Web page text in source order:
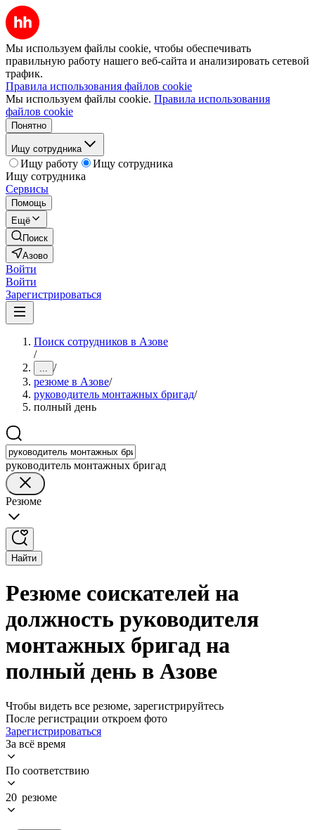
Мы используем файлы cookie, чтобы обеспечивать
правильную работу нашего веб-сайта и анализировать сетевой
трафик.
Правила использования файлов cookie
Мы используем файлы cookie. Правила использования
файлов cookie
Понятно
Ищу сотрудника
Ищу работу
Ищу сотрудника
Ищу сотрудника
Сервисы
Помощь
Ещё
Поиск
Азово
Войти
Войти
Зарегистрироваться
Поиск сотрудников в Азове
/
... /
резюме в Азове/
руководитель монтажных бригад/
полный день
руководитель монтажных бригад
Резюме
Найти
Резюме соискателей на
должность руководителя
монтажных бригад на
полный день в Азове
Чтобы видеть все резюме, зарегистрируйтесь
После регистрации откроем фото
Зарегистрироваться
За всё время
По соответствию
20 резюме